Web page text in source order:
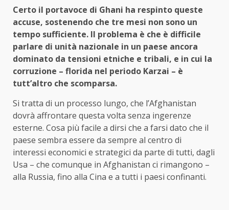
Certo il portavoce di Ghani ha respinto queste
accuse, sostenendo che tre mesi non sono un
tempo sufficiente. Il problema è che è difficile
parlare di unità nazionale in un paese ancora
dominato da tensioni etniche e tribali, e in cui la
corruzione – florida nel periodo Karzai – è
tutt’altro che scomparsa.
Si tratta di un processo lungo, che l’Afghanistan
dovrà affrontare questa volta senza ingerenze
esterne. Cosa più facile a dirsi che a farsi dato che il
paese sembra essere da sempre al centro di
interessi economici e strategici da parte di tutti, dagli
Usa – che comunque in Afghanistan ci rimangono –
alla Russia, fino alla Cina e a tutti i paesi confinanti.